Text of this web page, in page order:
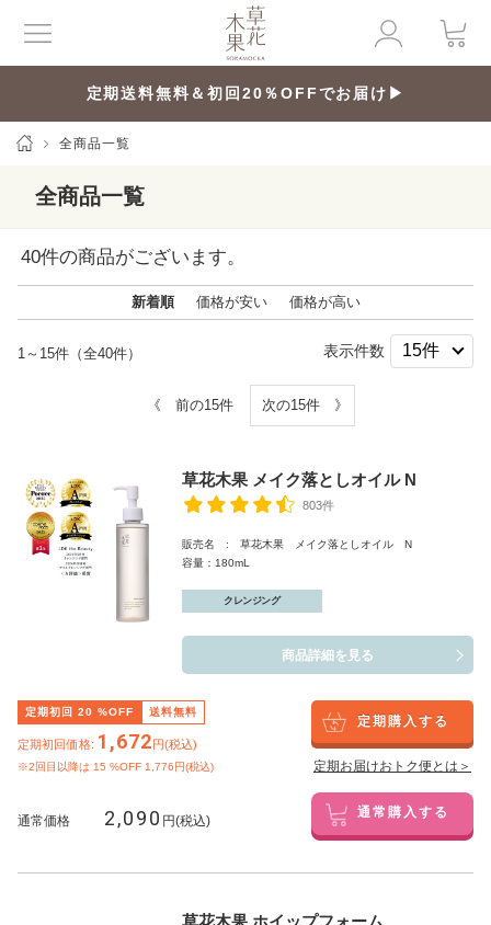
定期送料無料＆初回20％OFFでお届け▶
全商品一覧
全商品一覧
40件の商品がございます。
新着順 価格が安い 価格が高い
1～15件（全40件） 表示件数
《 前の15件 次の15件 》
草花木果 メイク落としオイル N
803件
販売名 : 草花木果 メイク落としオイル N
容量：180mL
クレンジング
商品詳細を見る
定期初回 20 %OFF 送料無料
定期初回価格: 1,672円(税込)
※2回目以降は 15 %OFF 1,776円(税込)
定期購入する
定期お届けおトク便とは＞
通常価格 2,090 円(税込) 通常購入する
草花木果 ホイップフォーム